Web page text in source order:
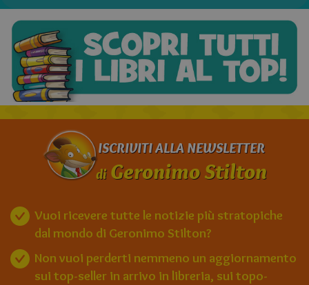
ISCRIVITI ALLA NEWSLETTER
diGeronimo Stilton
Vuoi ricevere tutte le notizie più stratopiche
dal mondo di Geronimo Stilton?
Non vuoi perderti nemmeno un aggiornamento
sui top-seller in arrivo in libreria, sui topo-